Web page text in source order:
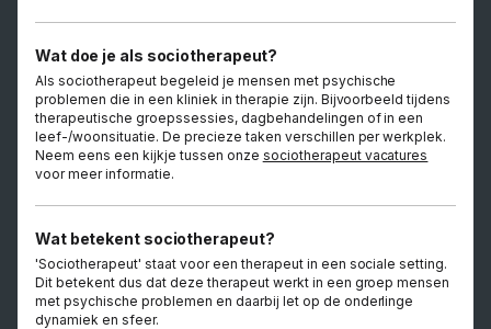
Wat doe je als sociotherapeut?
Als sociotherapeut begeleid je mensen met psychische
problemen die in een kliniek in therapie zijn. Bijvoorbeeld tijdens
therapeutische groepssessies, dagbehandelingen of in een
leef-/woonsituatie. De precieze taken verschillen per werkplek.
Neem eens een kijkje tussen onze sociotherapeut vacatures
voor meer informatie.
Wat betekent sociotherapeut?
'Sociotherapeut' staat voor een therapeut in een sociale setting.
Dit betekent dus dat deze therapeut werkt in een groep mensen
met psychische problemen en daarbij let op de onderlinge
dynamiek en sfeer.